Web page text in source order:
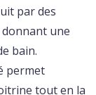
par des
une
bain.
permet
tout en la